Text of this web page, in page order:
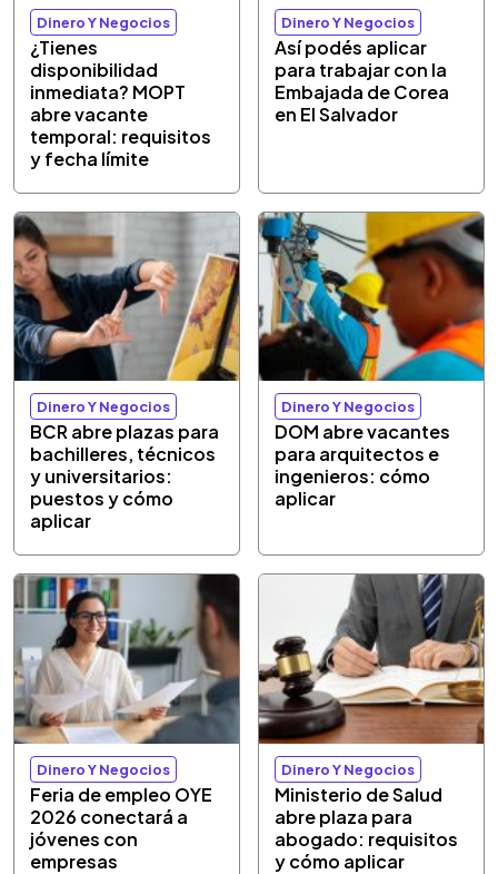
Dinero Y Negocios
¿Tienes
disponibilidad
inmediata? MOPT
abre vacante
temporal: requisitos
y fecha límite
Dinero Y Negocios
Así podés aplicar
para trabajar con la
Embajada de Corea
en El Salvador
Dinero Y Negocios
BCR abre plazas para
bachilleres, técnicos
y universitarios:
puestos y cómo
aplicar
Dinero Y Negocios
DOM abre vacantes
para arquitectos e
ingenieros: cómo
aplicar
Dinero Y Negocios
Feria de empleo OYE
2026 conectará a
jóvenes con
empresas
Dinero Y Negocios
Ministerio de Salud
abre plaza para
abogado: requisitos
y cómo aplicar